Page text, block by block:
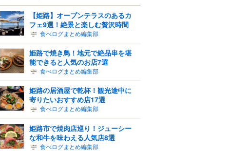
【姫路】オープンテラスのあるカ
フェ9選！絶景と楽しむ贅沢時間
食べログまとめ編集部
姫路で焼き鳥！地元で絶品串を堪
能できると人気のお店7選
食べログまとめ編集部
姫路の居酒屋で乾杯！観光途中に
寄りたいおすすめ店17選
食べログまとめ編集部
姫路市で焼肉店巡り！ジューシー
な和牛を味わえる人気店8選
食べログまとめ編集部